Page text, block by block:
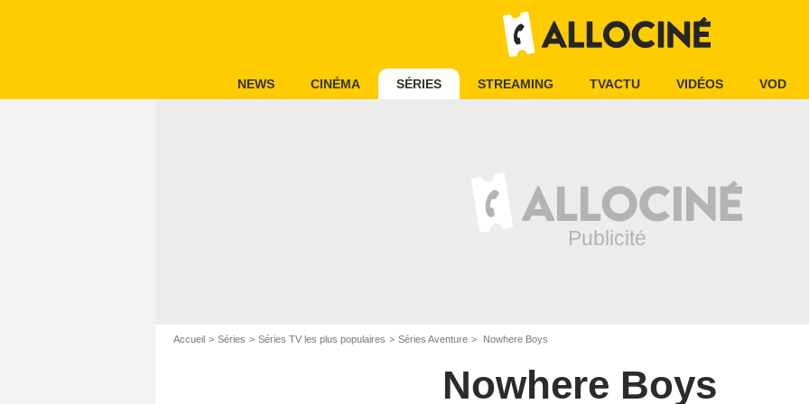
NEWS CINÉMA SÉRIES STREAMING TVACTU VIDÉOS VOD
Accueil Séries Séries TV les plus populaires Séries Aventure Nowhere Boys
Nowhere Boys